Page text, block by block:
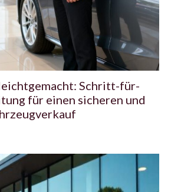
Schritt-für-
für einen sicheren und